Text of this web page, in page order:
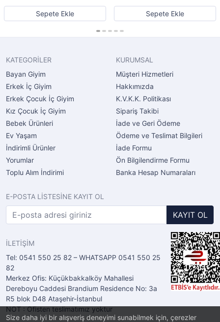
Size daha iyi bir alışveriş deneyimi sunabilmek için, çerezler
Sepete Ekle Sepete Ekle
KATEGORİLER
Bayan Giyim
Erkek İç Giyim
Erkek Çocuk İç Giyim
Kız Çocuk İç Giyim
Bebek Ürünleri
Ev Yaşam
İndirimli Ürünler
Yorumlar
Toplu Alım İndirimi
KURUMSAL
Müşteri Hizmetleri
Hakkımızda
K.V.K.K. Politikası
Sipariş Takibi
İade ve Geri Ödeme
Ödeme ve Teslimat Bilgileri
İade Formu
Ön Bilgilendirme Formu
Banka Hesap Numaraları
E-POSTA LİSTESİNE KAYIT OL
KAYIT OL
İLETİŞİM
Tel: 0541 550 25 82 – WHATSAPP 0541 550 25
82
Merkez Ofis: Küçükbakkalköy Mahallesi
Dereboyu Caddesi Brandium Residence No: 3a
R5 blok D48 Ataşehir-İstanbul
NOT : Ofisten teslimatımız yoktur